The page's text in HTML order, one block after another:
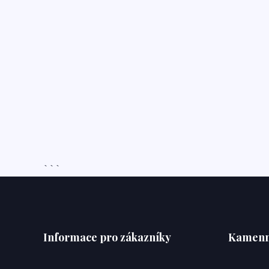
```
Informace pro zákazníky